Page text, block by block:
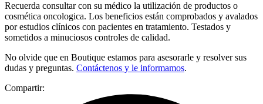
Recuerda consultar con su médico la utilización de productos o
cosmética oncologica. Los beneficios están comprobados y avalados
por estudios clínicos con pacientes en tratamiento. Testados y
sometidos a minuciosos controles de calidad.
No olvide que en Boutique estamos para asesorarle y resolver sus
dudas y preguntas. Contáctenos y le informamos.
Compartir: